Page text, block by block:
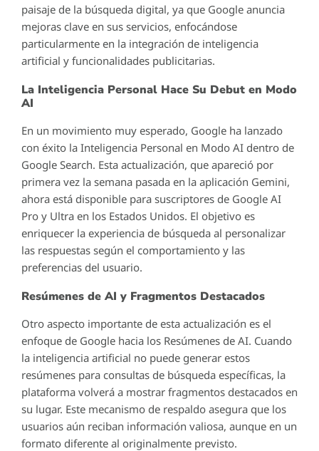
paisaje de la búsqueda digital, ya que Google anuncia
mejoras clave en sus servicios, enfocándose
particularmente en la integración de inteligencia
artificial y funcionalidades publicitarias.
La Inteligencia Personal Hace Su Debut en Modo
AI
En un movimiento muy esperado, Google ha lanzado
con éxito la Inteligencia Personal en Modo AI dentro de
Google Search. Esta actualización, que apareció por
primera vez la semana pasada en la aplicación Gemini,
ahora está disponible para suscriptores de Google AI
Pro y Ultra en los Estados Unidos. El objetivo es
enriquecer la experiencia de búsqueda al personalizar
las respuestas según el comportamiento y las
preferencias del usuario.
Resúmenes de AI y Fragmentos Destacados
Otro aspecto importante de esta actualización es el
enfoque de Google hacia los Resúmenes de AI. Cuando
la inteligencia artificial no puede generar estos
resúmenes para consultas de búsqueda específicas, la
plataforma volverá a mostrar fragmentos destacados en
su lugar. Este mecanismo de respaldo asegura que los
usuarios aún reciban información valiosa, aunque en un
formato diferente al originalmente previsto.